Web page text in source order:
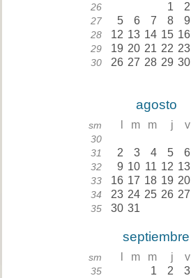
26 1 2
27 5 6 7 8 9
28 12 13 14 15 16
29 19 20 21 22 23
30 26 27 28 29 30
agosto
sm m m j v
30
31 2 3 4 5 6
32 9 10 11 12 13
33 16 17 18 19 20
34 23 24 25 26 27
35 30 31
septiembre
sm m m j v
35 1 2 3